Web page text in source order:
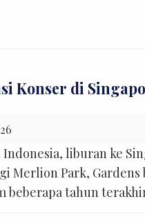
Konser di
Indonesia, liburan ke
Merlion Park, Gardens
beberapa tahun